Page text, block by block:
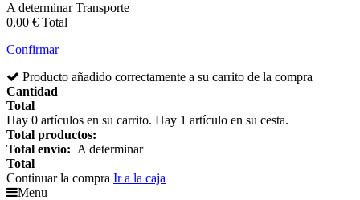
A determinarTransporte
0,00 € Total
Confirmar
Producto añadido correctamente a su carrito de la compra
Cantidad
Total
Hay 0 artículos en su carrito. Hay 1 artículo en su cesta.
Total productos:
Total envío: A determinar
Total
Continuar la compra Ir a la caja
Menu